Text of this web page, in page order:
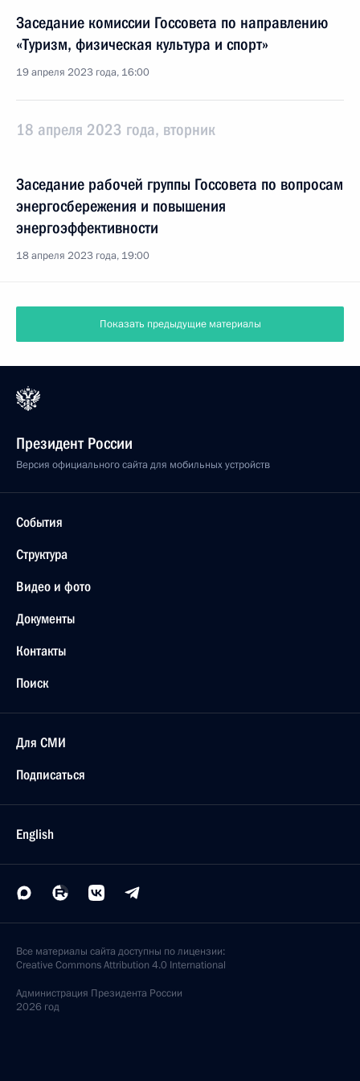
Заседание комиссии Госсовета по направлению
«Туризм, физическая культура и спорт»
19 апреля 2023 года, 16:00
18 апреля 2023 года, вторник
Заседание рабочей группы Госсовета по вопросам
энергосбережения и повышения
энергоэффективности
18 апреля 2023 года, 19:00
Показать предыдущие материалы
Президент России
Версия официального сайта для мобильных устройств
События
Структура
Видео и фото
Документы
Контакты
Поиск
Для СМИ
Подписаться
English
Все материалы сайта доступны по лицензии:
Creative Commons Attribution 4.0 International
Администрация Президента России
2026 год